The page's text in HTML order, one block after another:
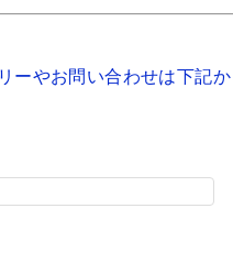
ーやお問い合わせは下記